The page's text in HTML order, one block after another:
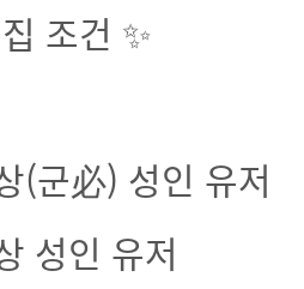
건 ✨
(군必) 성인 유저
성인 유저